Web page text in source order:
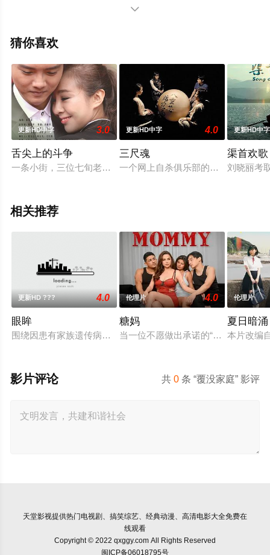
托,Ia,Arteta,Laila,Maltz,Federico,Sack,迭戈·维拉斯奎
免费观看高清无删减完整版电影大全就上天堂电影网，更
解。
。

猜你喜欢
更新HD中字 3.0
舌尖上的斗争
一条小街，三位七旬老人，他们讲的是传统；三个刚走出校门
更新HD中字 4.0
三尺魂
一个网上自杀俱乐部的成员决定一起
更新HD中字
渠首欢歌
刘晓丽考
相关推荐
更新HD ??? 4.0
眼眸
围绕因患有家族遗传病而导致视力逐渐丧失的摄影师瑞真展开
伦理片 4.0
糖妈
当一位不愿做出承诺的“糖妈”收留了
伦理片
夏日暗涌
本片改编
共0 条 “覆没家庭” 影评
影片评论
天堂影视提供热门电视剧、搞笑综艺、经典动漫、高清电影大全免费在
线观看
Copyright © 2022 qxggy.com All Rights Reserved
闽ICP备06018795号